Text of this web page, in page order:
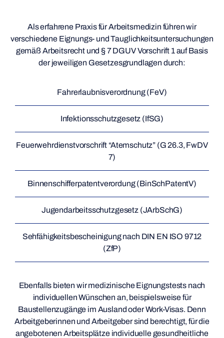
Als erfahrene Praxis für Arbeitsmedizin führen wir
verschiedene Eignungs- und Tauglichkeitsuntersuchungen
gemäß Arbeitsrecht und § 7 DGUV Vorschrift 1 auf Basis
der jeweiligen Gesetzesgrundlagen durch:
Fahrerlaubnisverordnung (FeV)
Infektionsschutzgesetz (IfSG)
Feuerwehrdienstvorschrift “Atemschutz” (G 26.3, FwDV
7)
Binnenschifferpatentverordung (BinSchPatentV)
Jugendarbeitsschutzgesetz (JArbSchG)
Sehfähigkeitsbescheinigung nach DIN EN ISO 9712
(ZfP)
Ebenfalls bieten wir medizinische Eignungstests nach
individuellen Wünschen an, beispielsweise für
Baustellenzugänge im Ausland oder Work-Visas. Denn
Arbeitgeberinnen und Arbeitgeber sind berechtigt, für die
angebotenen Arbeitsplätze individuelle gesundheitliche